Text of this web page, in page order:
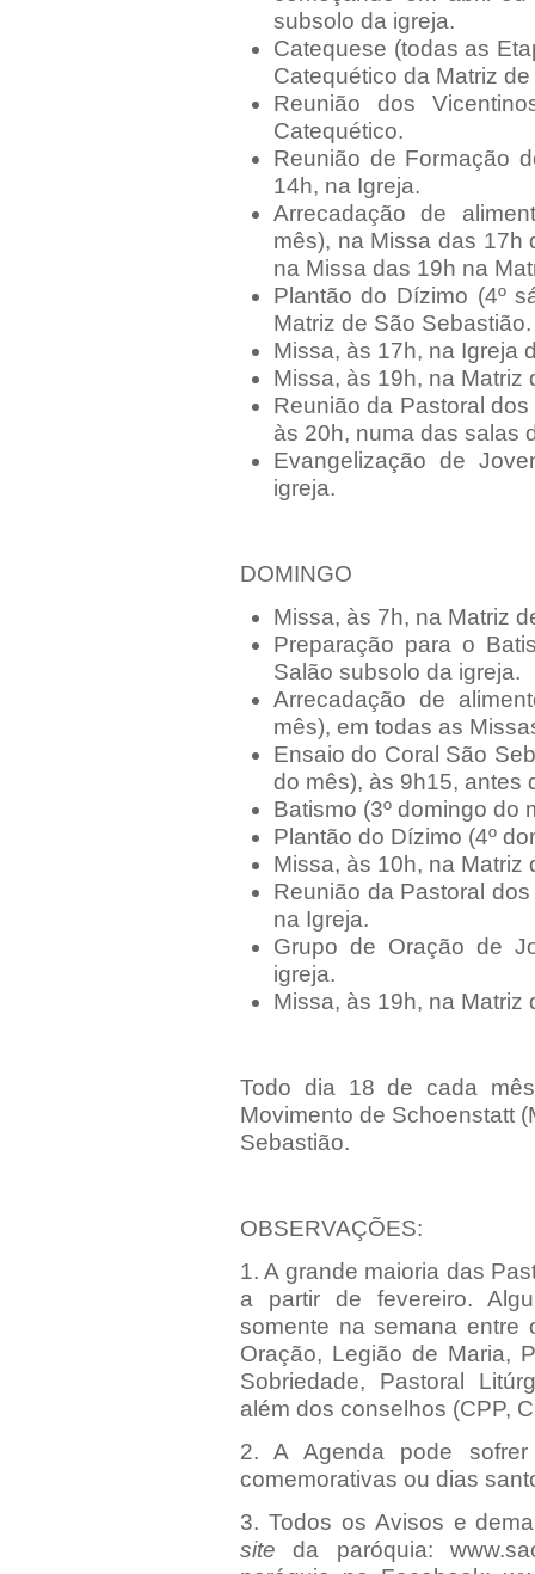
subsolo da igreja.
Catequese (todas as
Catequético da Matriz
Reunião dos
Catequético.
Reunião de Formação
14h, na Igreja.
Arrecadação de
mês), na Missa das 17h
na Missa das 19h na
Plantão do Dízimo (4º
Matriz de São Sebastião.
Missa, às 17h, na Igreja
Missa, às 19h, na Matriz
Reunião da Pastoral
às 20h, numa das salas
Evangelização de
igreja.
DOMINGO
Missa, às 7h, na Matriz
Preparação para o
Salão subsolo da igreja.
Arrecadação de
mês), em todas as
Ensaio do Coral São
do mês), às 9h15, antes
Batismo (3º domingo do
Plantão do Dízimo (4º
Missa, às 10h, na Matriz
Reunião da Pastoral
na Igreja.
Grupo de Oração de
igreja.
Missa, às 19h, na Matriz
Todo dia 18 de cada
Movimento de Schoenstatt
Sebastião.
OBSERVAÇÕES:
1. A grande maioria das
a partir de fevereiro.
somente na semana entre
Oração, Legião de Maria,
Sobriedade, Pastoral
além dos conselhos (CPP,
2. A Agenda pode
comemorativas ou dias
3. Todos os Avisos e
site da paróquia: